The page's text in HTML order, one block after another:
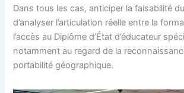
Dans tous les cas, anticiper la faisabilité
d’analyser l’articulation réelle entre la
l’accès au Diplôme d’État d’éducateur
notamment au regard de la
portabilité géographique.